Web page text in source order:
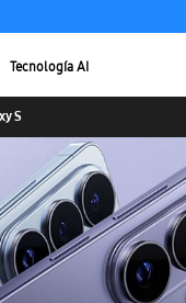
Tecnología AI
S